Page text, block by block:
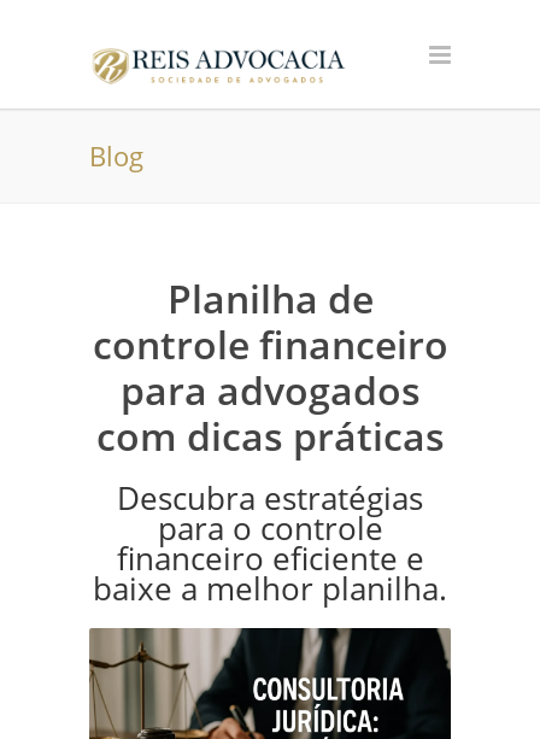
Blog
Planilha de
controle financeiro
para advogados
com dicas práticas
Descubra estratégias
para o controle
financeiro eficiente e
baixe a melhor planilha.